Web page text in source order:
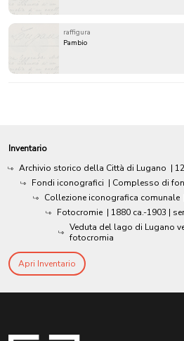
raffigura
Pambio
Inventario
Archivio storico della Città di Lugano |
Fondi iconografici | Complesso di
Collezione iconografica comunale
Fotocromie | 1880 ca.-1903 |
Veduta del lago di Lugano
fotocromia
Apri Inventario